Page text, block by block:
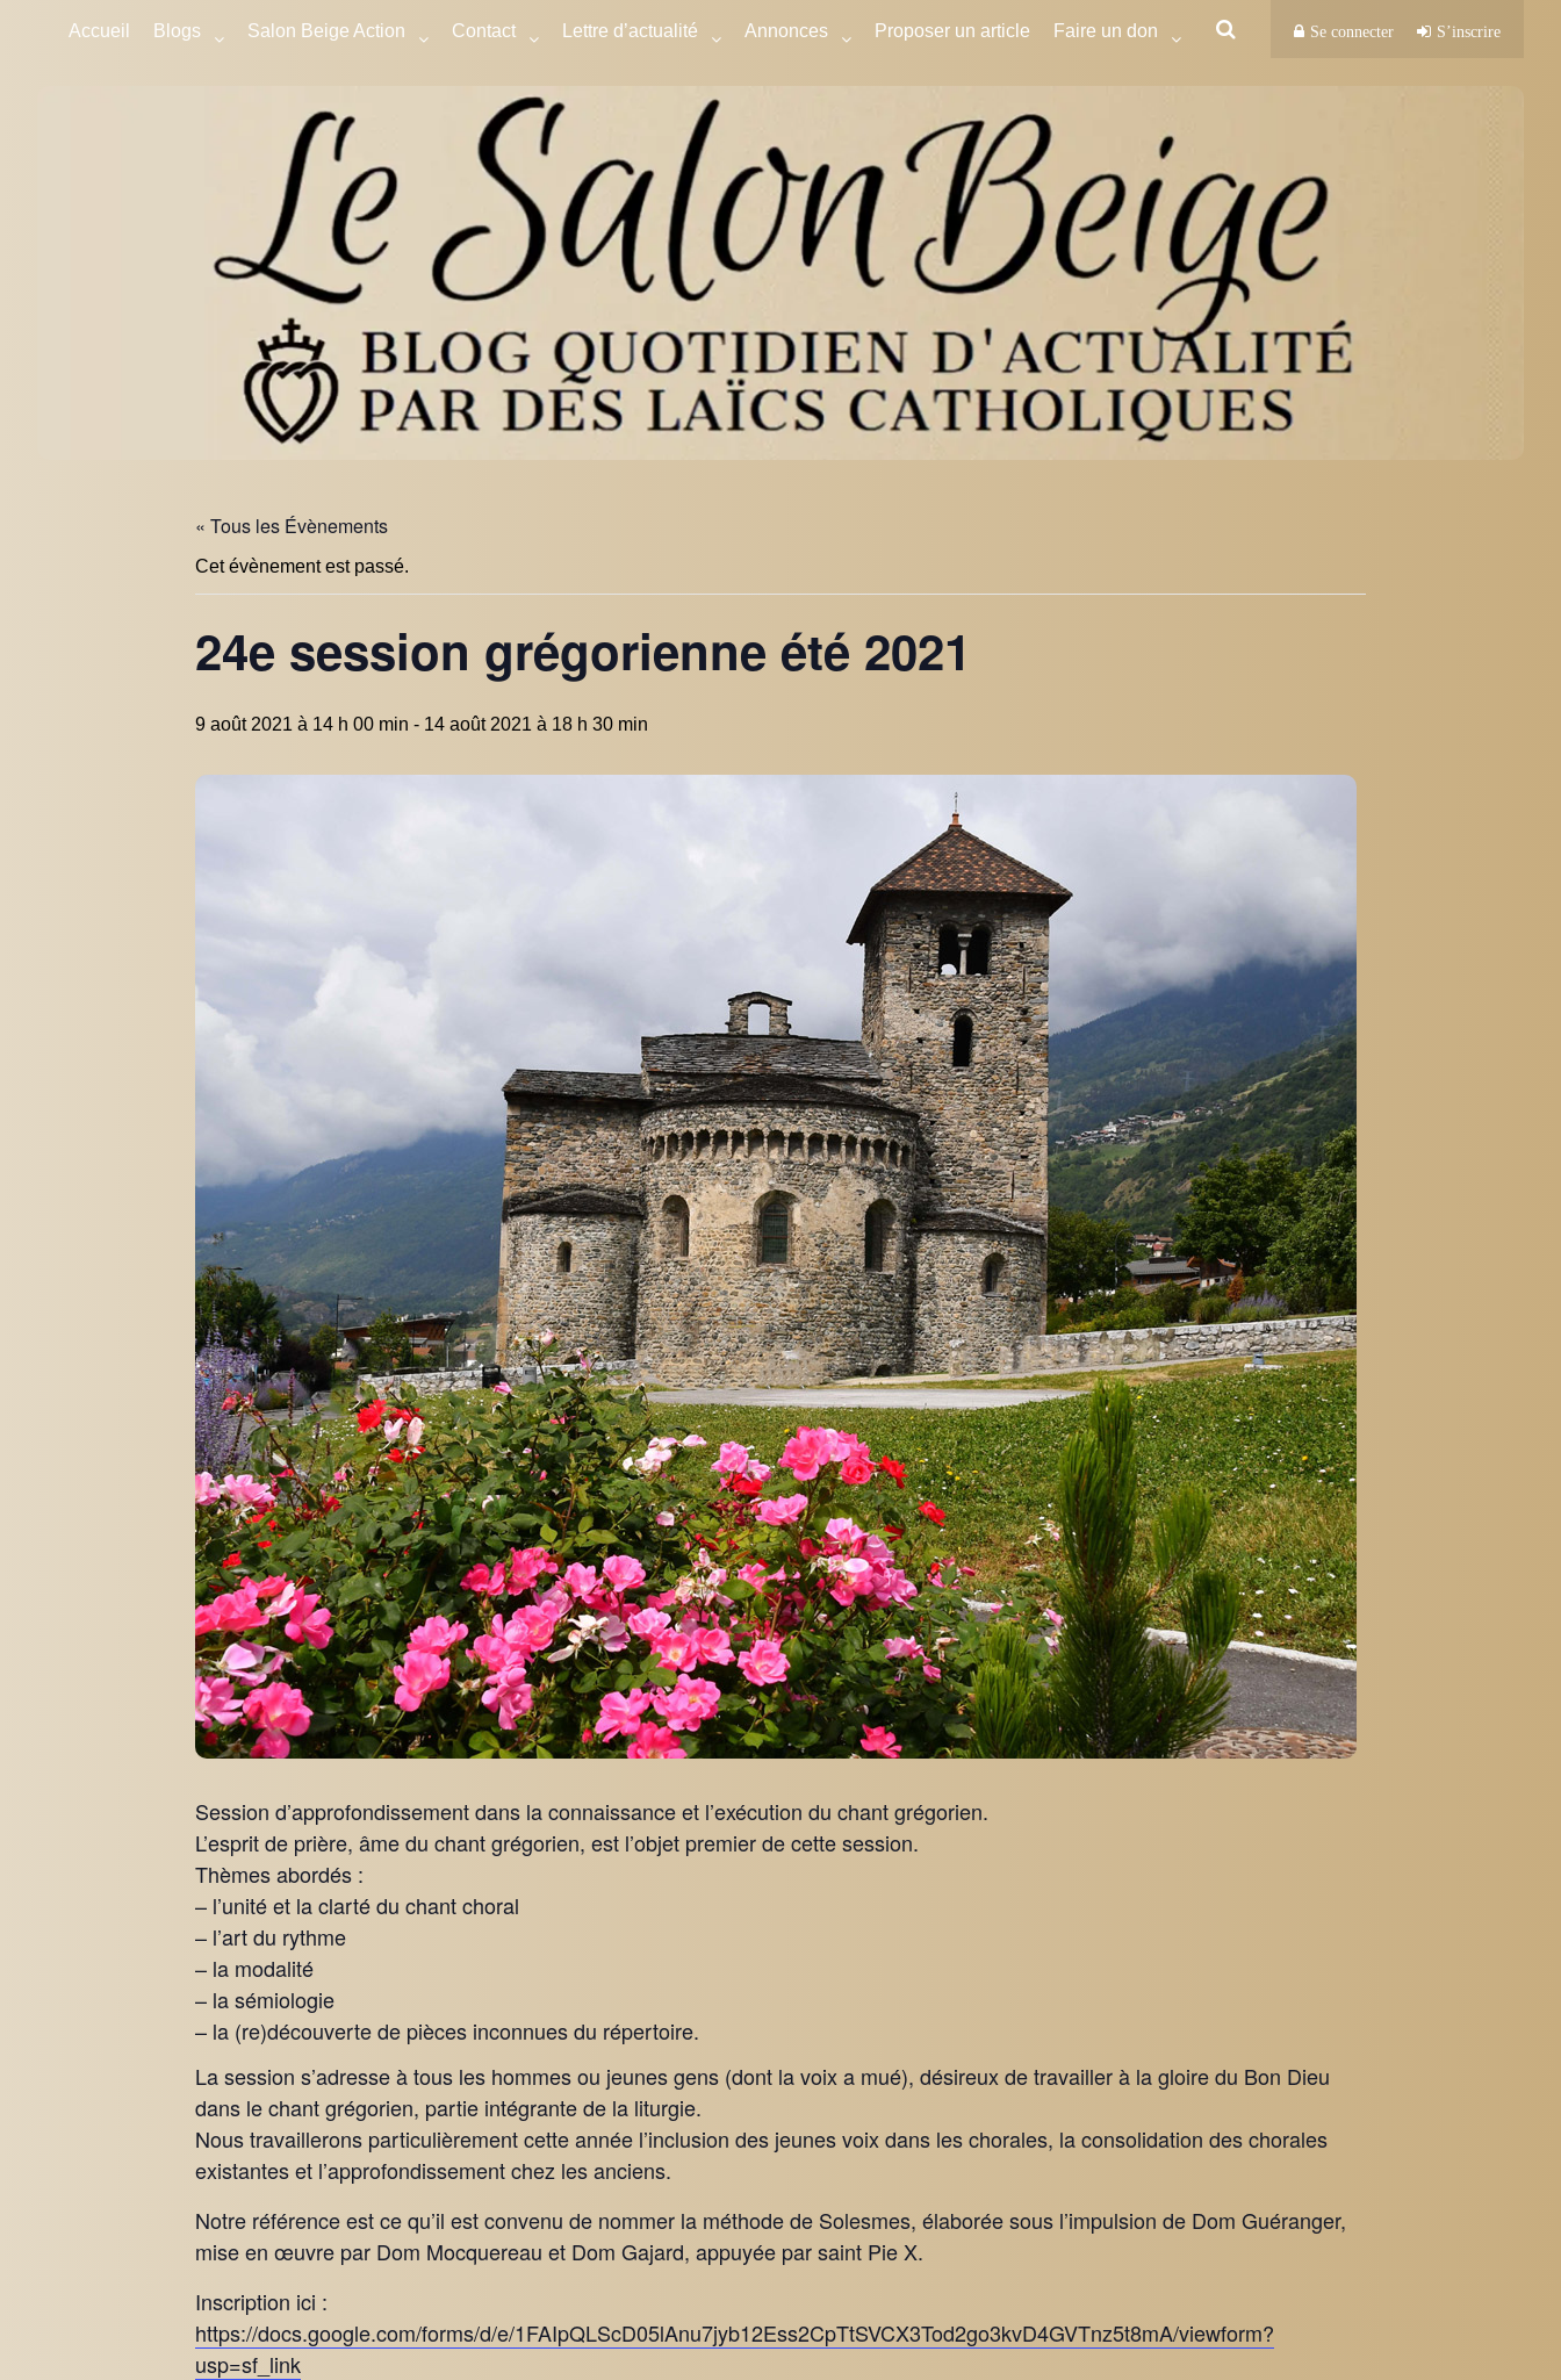
Accueil Blogs Salon Beige Action Contact Lettre d’actualité Annonces Proposer un article Faire un don Se connecter S’inscrire
« Tous les Évènements
Cet évènement est passé.
24e session grégorienne été 2021
9 août 2021 à 14 h 00 min - 14 août 2021 à 18 h 30 min
Session d’approfondissement dans la connaissance et l’exécution du chant grégorien.
L’esprit de prière, âme du chant grégorien, est l’objet premier de cette session.
Thèmes abordés :
– l’unité et la clarté du chant choral
– l’art du rythme
– la modalité
– la sémiologie
– la (re)découverte de pièces inconnues du répertoire.
La session s’adresse à tous les hommes ou jeunes gens (dont la voix a mué), désireux de travailler à la gloire du Bon Dieu
dans le chant grégorien, partie intégrante de la liturgie.
Nous travaillerons particulièrement cette année l’inclusion des jeunes voix dans les chorales, la consolidation des chorales
existantes et l’approfondissement chez les anciens.
Notre référence est ce qu’il est convenu de nommer la méthode de Solesmes, élaborée sous l’impulsion de Dom Guéranger,
mise en œuvre par Dom Mocquereau et Dom Gajard, appuyée par saint Pie X.
Inscription ici :
https://docs.google.com/forms/d/e/1FAIpQLScD05lAnu7jyb12Ess2CpTtSVCX3Tod2go3kvD4GVTnz5t8mA/viewform?
usp=sf_link